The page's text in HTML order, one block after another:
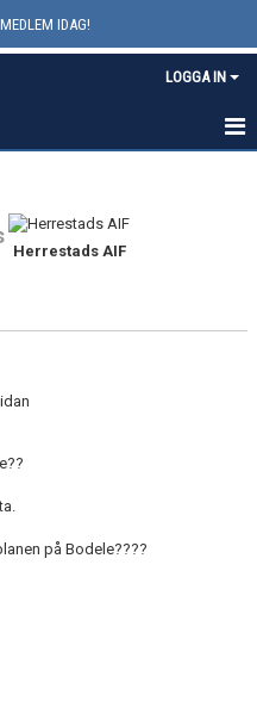
IDAG!
LOGGA IN
Herrestads AIF
på Bodele????